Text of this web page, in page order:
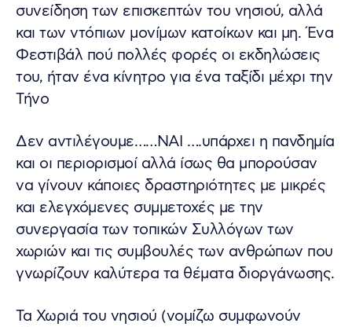
συνείδηση των επισκεπτών του νησιού, αλλά
και των ντόπιων μονίμων κατοίκων και μη. Ένα
Φεστιβάλ πού πολλές φορές οι εκδηλώσεις
του, ήταν ένα κίνητρο για ένα ταξίδι μέχρι την
Τήνο
Δεν αντιλέγουμε……ΝΑΙ ….υπάρχει η πανδημία
και οι περιορισμοί αλλά ίσως θα μπορούσαν
να γίνουν κάποιες δραστηριότητες με μικρές
και ελεγχόμενες συμμετοχές με την
συνεργασία των τοπικών Συλλόγων των
χωριών και τις συμβουλές των ανθρώπων που
γνωρίζουν καλύτερα τα θέματα διοργάνωσης.
Τα Χωριά του νησιού (νομίζω συμφωνούν